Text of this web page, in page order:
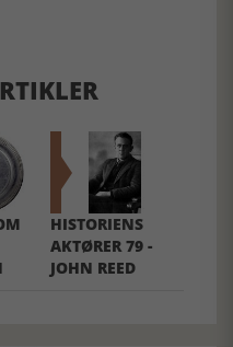
HISTORIENS
AKTØRER 79 -
JOHN REED